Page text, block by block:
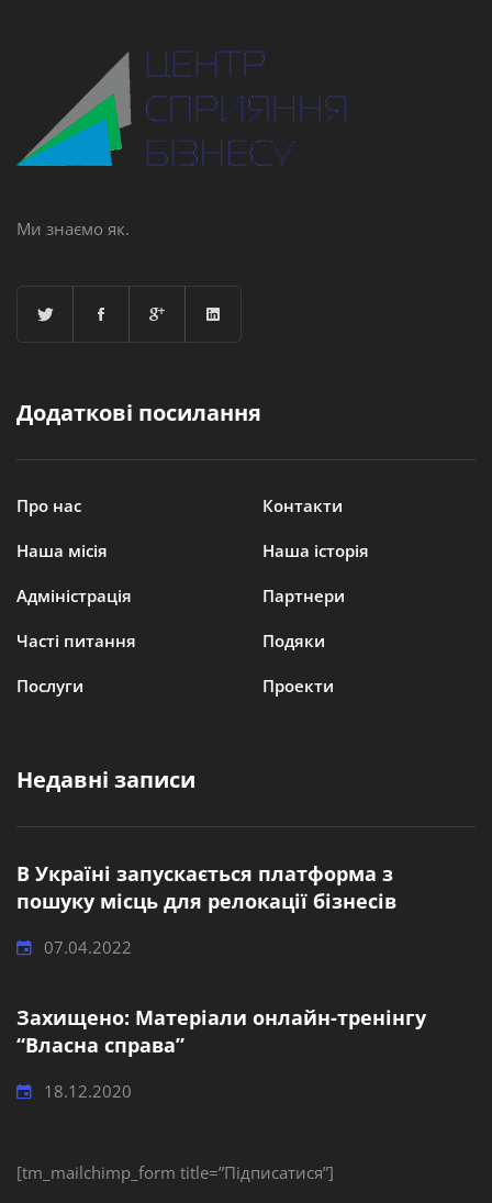
Ми знаємо як.
Додаткові посилання
Про нас Контакти
Наша місія Наша історія
Адміністрація Партнери
Часті питання Подяки
Послуги Проекти
Недавні записи
В Україні запускається платформа з
пошуку місць для релокації бізнесів
07.04.2022
Захищено: Матеріали онлайн-тренінгу
“Власна справа”
18.12.2020
[tm_mailchimp_form title=”Підписатися”]